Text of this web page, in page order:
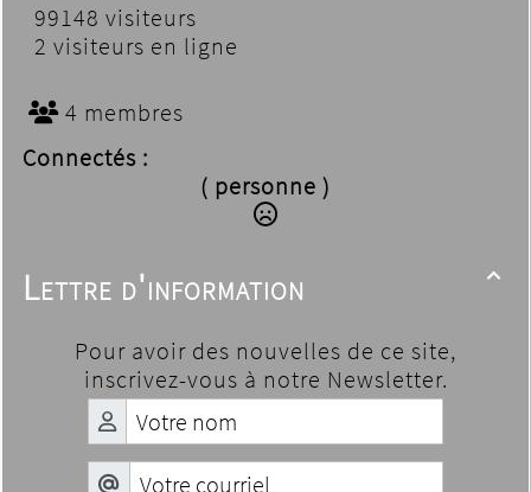
99148 visiteurs
2 visiteurs en ligne
4 membres
Connectés :
( personne )

Lettre d'information
Pour avoir des nouvelles de ce site,
inscrivez-vous à notre Newsletter.